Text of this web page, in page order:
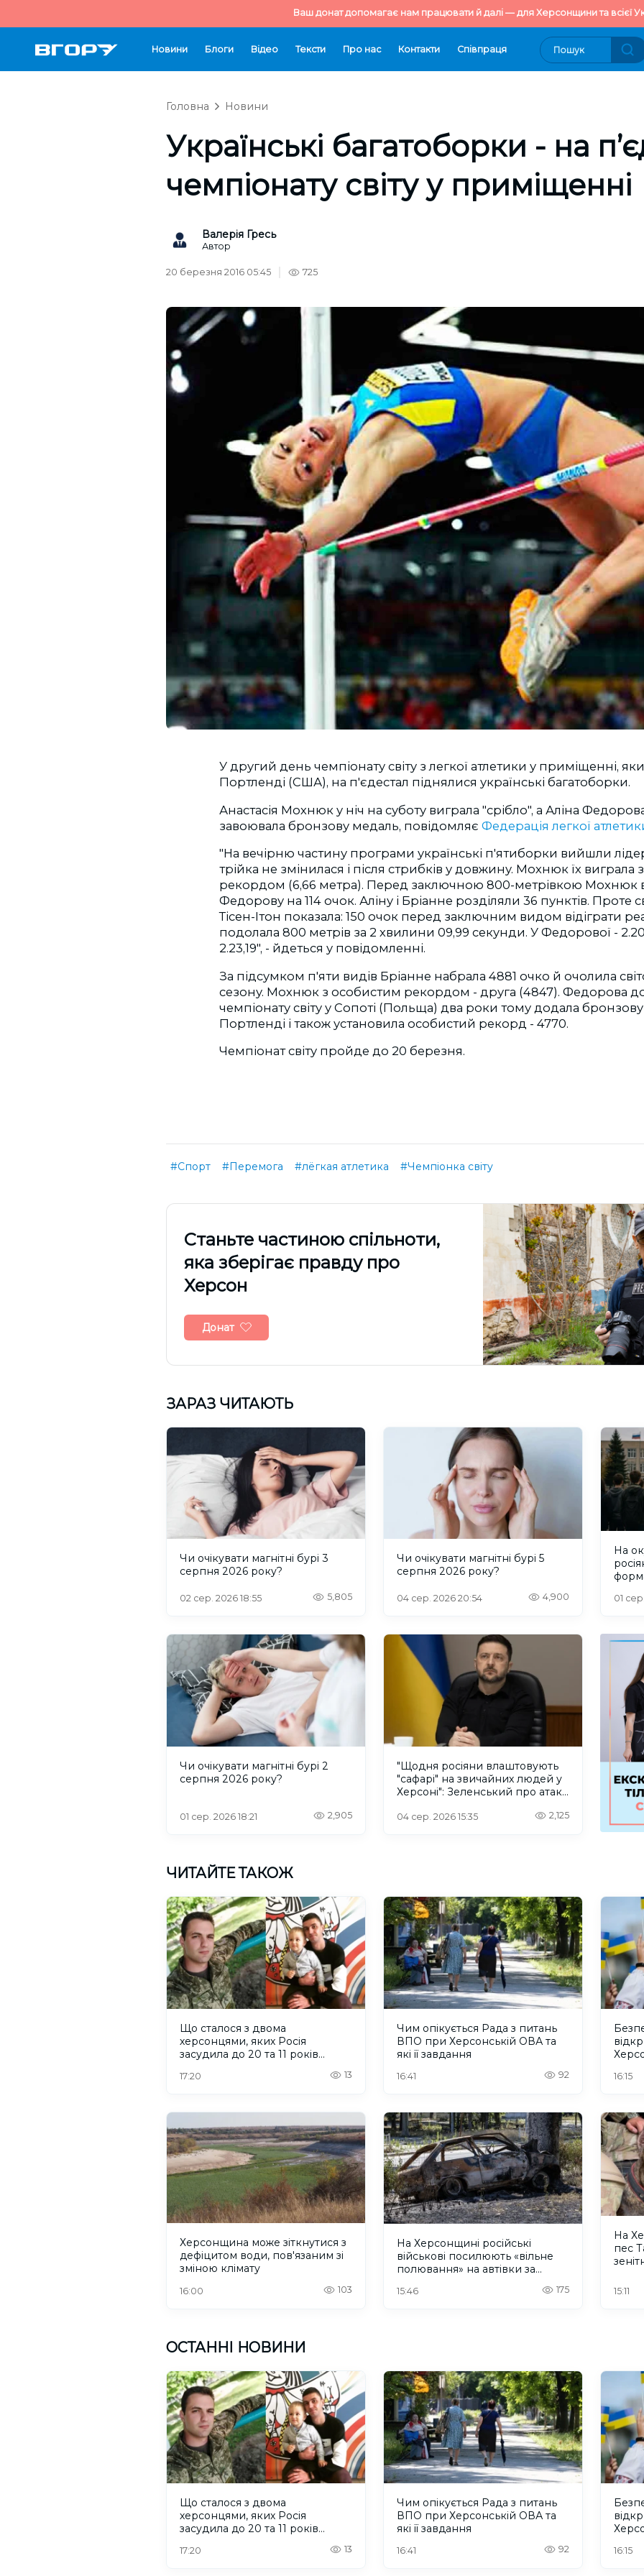
Ваш донат допомагає нам працювати й далі — для Херсонщини та всієї
Новини Блоги Відео Тексти Про нас Контакти Cпівпраця
Головна Новини
Українські багатоборки - на
чемпіонату світу у приміщенні
Валерія Гресь
Автор
20 березня 2016 05:45 725
У другий день чемпіонату світу з легкої атлетики у приміщенні,
Портленді (США), на п'єдестал піднялися українські багатоборки.
Анастасія Мохнюк у ніч на суботу виграла "срібло", а Аліна
завоювала бронзову медаль, повідомляє Федерація легкої
"На вечірню частину програми українські п'ятиборки вийшли
трійка не змінилася і після стрибків у довжину. Мохнюк їх виграла
рекордом (6,66 метра). Перед заключною 800-метрівкою Мохнюк
Федорову на 114 очок. Аліну і Бріанне розділяли 36 пунктів. Проте
Тісен-Ітон показала: 150 очок перед заключним видом відіграти
подолала 800 метрів за 2 хвилини 09,99 секунди. У Федорової -
2.23,19", - йдеться у повідомленні.
За підсумком п'яти видів Бріанне набрала 4881 очко й очолила
сезону. Мохнюк з особистим рекордом - друга (4847). Федорова
чемпіонату світу у Сопоті (Польща) два роки тому додала
Портленді і також установила особистий рекорд - 4770.
Чемпіонат світу пройде до 20 березня.
#Спорт #Перемога #лёгкая атлетика #Чемпіонка світу
Cтаньте частиною спільноти,
яка зберігає правду про
Херсон
Донат
ЗАРАЗ ЧИТАЮТЬ
Чи очікувати магнітні бурі 3
серпня 2026 року?
02 сер. 2026 18:55 5,805
Чи очікувати магнітні бурі 5
серпня 2026 року?
04 сер. 2026 20:54 4,900
На
01
Чи очікувати магнітні бурі 2
серпня 2026 року?
01 сер. 2026 18:21 2,905
"Щодня росіяни влаштовують
"сафарі" на звичайних людей у
Херсоні": Зеленський про атаку
04 сер. 2026 15:35 2,125
ЧИТАЙТЕ ТАКОЖ
Що сталося з двома
херсонцями, яких Росія
засудила до 20 та 11 років
17:20 13
Чим опікується Рада з питань
ВПО при Херсонській ОВА та
які її завдання
16:41 92 16:15
Херсонщина може зіткнутися з
дефіцитом води, пов'язаним зі
зміною клімату
16:00 103
На Херсонщині російські
військові посилюють «вільне
полювання» на автівки за
15:46 175
На
пес
15:11
ОСТАННІ НОВИНИ
Що сталося з двома
херсонцями, яких Росія
засудила до 20 та 11 років
17:20 13
Чим опікується Рада з питань
ВПО при Херсонській ОВА та
які її завдання
16:41 92 16:15